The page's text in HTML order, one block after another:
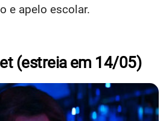
e apelo escolar.
(estreia em 14/05)